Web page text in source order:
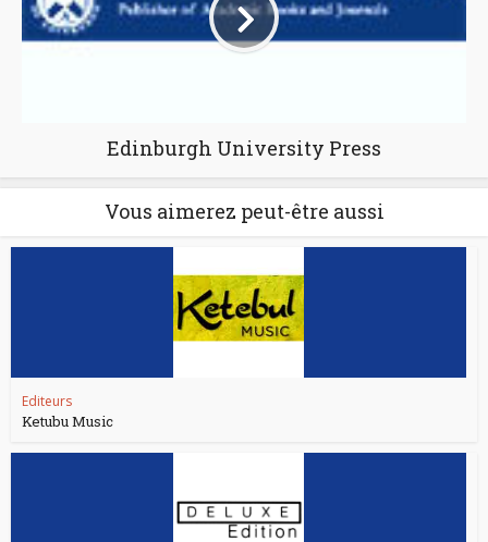
Edinburgh University Press
Vous aimerez peut-être aussi
Editeurs
Ketubu Music